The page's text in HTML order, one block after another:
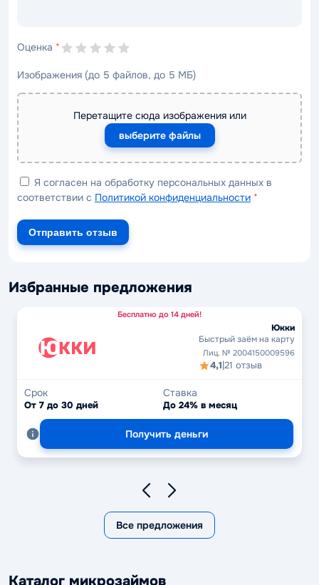
Оценка *
Изображения (до 5 файлов, до 5 МБ)
Перетащите сюда изображения или
выберите файлы
Я согласен на обработку персональных данных в
соответствии с Политикой конфиденциальности *
Отправить отзыв
Избранные предложения
Бесплатно до 14 дней!
Юкки
Быстрый заём на карту
Лиц. № 2004150009596
4,1|21 отзыв
Срок
От 7 до 30 дней
Ставка
До 24% в месяц
Получить деньги
Все предложения
Каталог микрозаймов